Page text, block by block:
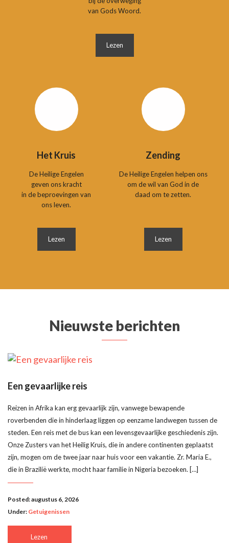
van Gods Woord.
Lezen
Het Kruis
De Heilige Engelen
geven ons kracht
in de beproevingen van
ons leven.
Lezen
Zending
De Heilige Engelen helpen ons
om de wil van God in de
daad om te zetten.
Lezen
Nieuwste berichten
Een gevaarlijke reis
Reizen in Afrika kan erg gevaarlijk zijn, vanwege bewapende
roverbenden die in hinderlaag liggen op eenzame landwegen tussen de
steden. Een reis met de bus kan een levensgevaarlijke geschiedenis zijn.
Onze Zusters van het Heilig Kruis, die in andere continenten geplaatst
zijn, mogen om de twee jaar naar huis voor een vakantie. Zr. Maria E.,
die in Brazilië werkte, mocht haar familie in Nigeria bezoeken. […]
Posted: augustus 6, 2026
Under: Getuigenissen
Lezen